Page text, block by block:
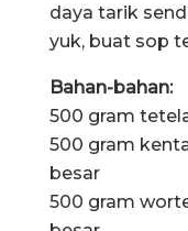
daya tarik
yuk, buat sop
Bahan-bahan:
500 gram
500 gram
besar
500 gram